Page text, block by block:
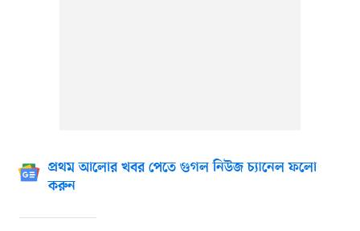
প্রথম আলোর খবর পেতে গুগল নিউজ চ্যানেল ফলো
করুন